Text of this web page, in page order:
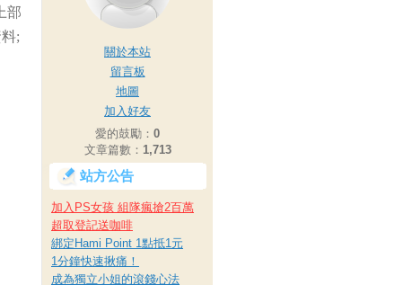
部
;
關於本站
留言板
地圖
加入好友
愛的鼓勵： 0
文章篇數： 1,713
站方公告
加入PS女孩 組隊瘋搶2百萬
超取登記送咖啡
綁定Hami Point 1點抵1元
1分鐘快速揪痛！
成為獨立小姐的滾錢心法